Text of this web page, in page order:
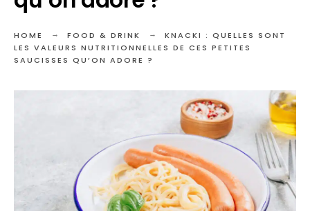
HOME FOOD & DRINK
KNACKI : QUELLES SONT
LES VALEURS NUTRITIONNELLES DE CES PETITES
SAUCISSES QU’ON ADORE ?